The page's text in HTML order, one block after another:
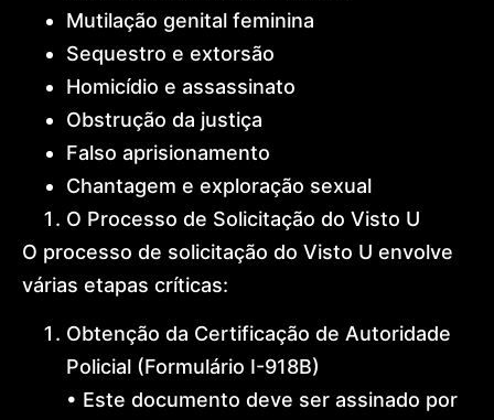
Mutilação genital feminina
Sequestro e extorsão
Homicídio e assassinato
Obstrução da justiça
Falso aprisionamento
Chantagem e exploração sexual
O Processo de Solicitação do Visto U
O processo de solicitação do Visto U envolve
várias etapas críticas:
Obtenção da Certificação de Autoridade
Policial (Formulário I-918B)
• Este documento deve ser assinado por